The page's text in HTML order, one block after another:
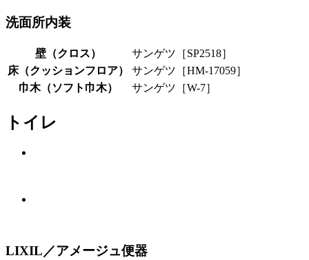
洗面所内装
壁（クロス）
サンゲツ［SP2518］
床（クッションフロア）
サンゲツ［HM-17059］
巾木（ソフト巾木）
サンゲツ［W-7］
トイレ
LIXIL／アメージュ便器